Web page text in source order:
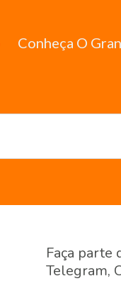
Conheça O
Faça parte
Telegram,